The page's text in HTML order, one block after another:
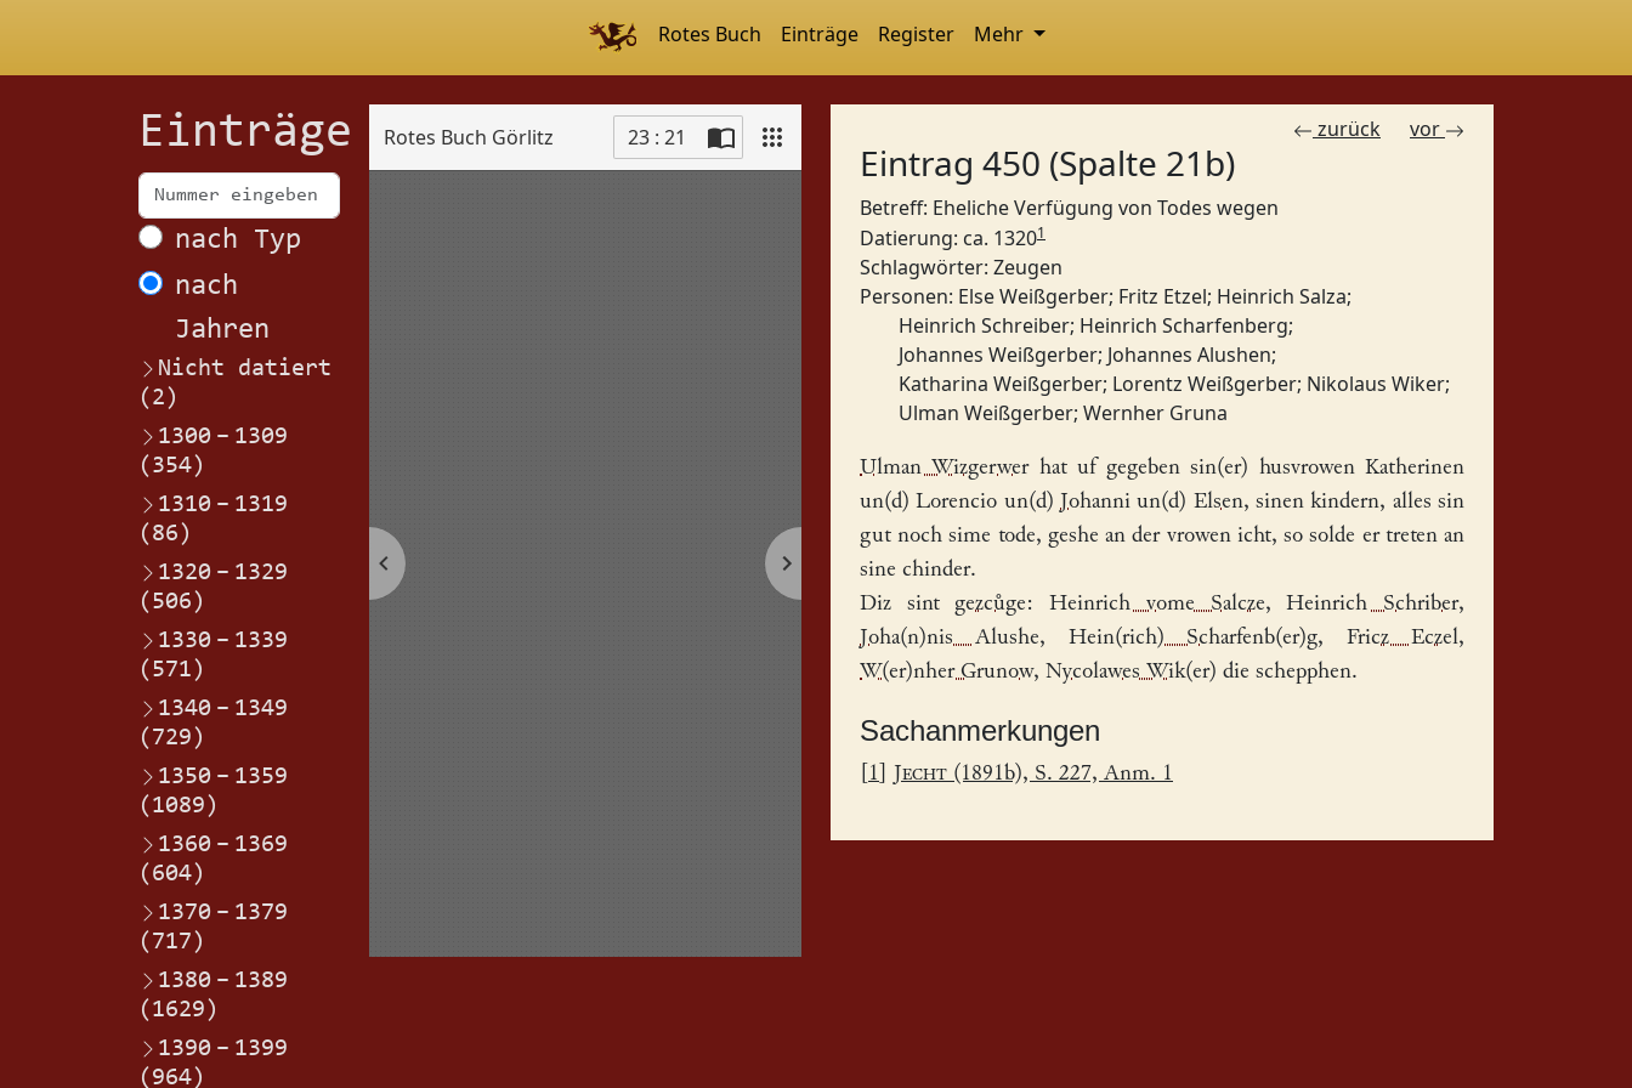
Rotes Buch Einträge Register Mehr
Einträge
nach Typ
nach
Jahren
Nicht datiert
(2)
1300 – 1309
(354)
1310 – 1319
(86)
1320 – 1329
(506)
1330 – 1339
(571)
1340 – 1349
(729)
1350 – 1359
(1089)
1360 – 1369
(604)
1370 – 1379
(717)
1380 – 1389
(1629)
1390 – 1399
(964)
Rotes Buch Görlitz 23 : 21 zurück vor
Eintrag 450 (Spalte 21b)
Betreff: Eheliche Verfügung von Todes wegen
Datierung: ca. 13201
Schlagwörter: Zeugen
Personen: Else Weißgerber; Fritz Etzel; Heinrich Salza;
Heinrich Schreiber; Heinrich Scharfenberg;
Johannes Weißgerber; Johannes Alushen;
Katharina Weißgerber; Lorentz Weißgerber; Nikolaus Wiker;
Ulman Weißgerber; Wernher Gruna
Ulman Wizgerwerhat uf gegeben sin(er) husvrowenKatherinen
un(d)Lorencio un(d)Johanni un(d) Elsen, sinen kindern, alles sin
gut noch sime tode, geshe an der vrowen icht, so solde er treten an
sine chinder.
Diz sint gezcůge:Heinrich vome Salcze,Heinrich Schriber,
Joha(n)nis Alushe, Hein(rich) Scharfenb(er)g, Fricz Eczel,
W(er)nher Grunow, Nycolawes Wik(er) die schepphen.
Sachanmerkungen
1 Jecht (1891b), S. 227, Anm. 1